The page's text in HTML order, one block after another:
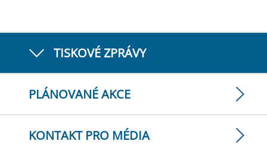
TISKOVÉ ZPRÁVY
PLÁNOVANÉ AKCE
KONTAKT PRO MÉDIA